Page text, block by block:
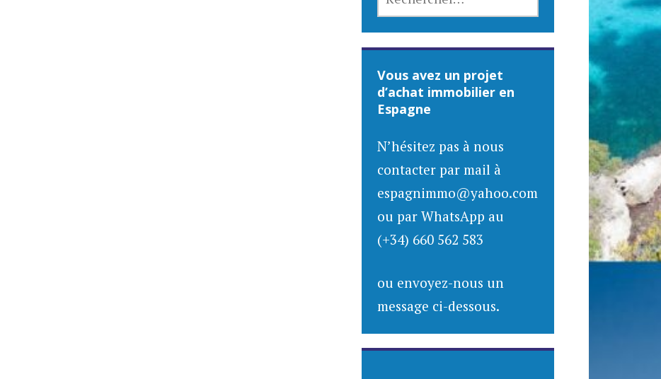
Vous avez un projet
d’achat immobilier en
Espagne
N’hésitez pas à nous
contacter par mail à
espagnimmo@yahoo.com
ou par WhatsApp au
(+34) 660 562 583
ou envoyez-nous un
message ci-dessous.